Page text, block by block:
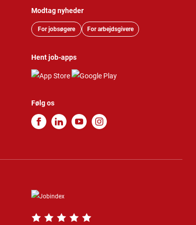
Modtag nyheder
For jobsøgere For arbejdsgivere
Hent job-apps
Følg os